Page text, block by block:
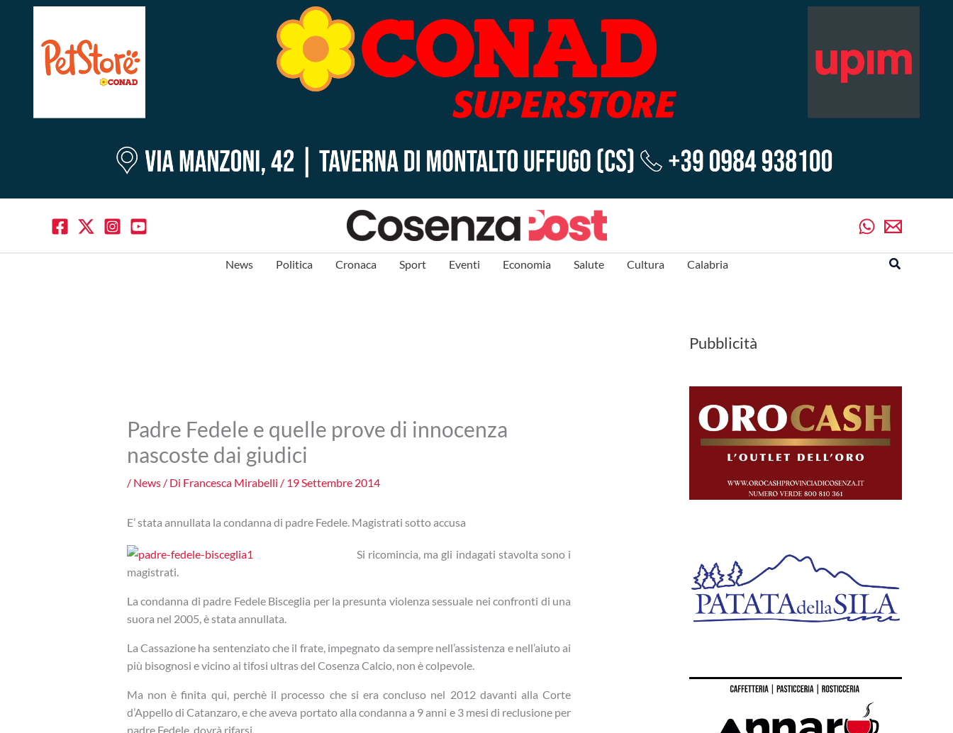
News Politica Cronaca Sport Eventi Economia Salute Cultura Calabria Cerca
Padre Fedele e quelle prove di innocenza
nascoste dai giudici
/ News/ Di Francesca Mirabelli / 19 Settembre 2014
E’ stata annullata la condanna di padre Fedele. Magistrati sotto accusa
Si ricomincia, ma gli indagati stavolta sono i
magistrati.
La condanna di padre Fedele Bisceglia per la presunta violenza sessuale nei confronti di una
suora nel 2005, è stata annullata.
La Cassazione ha sentenziato che il frate, impegnato da sempre nell’assistenza e nell’aiuto ai
più bisognosi e vicino ai tifosi ultras del Cosenza Calcio, non è colpevole.
Ma non è finita qui, perchè il processo che si era concluso nel 2012 davanti alla Corte
d’Appello di Catanzaro, e che aveva portato alla condanna a 9 anni e 3 mesi di reclusione per
padre Fedele, dovrà rifarsi.
Pubblicità